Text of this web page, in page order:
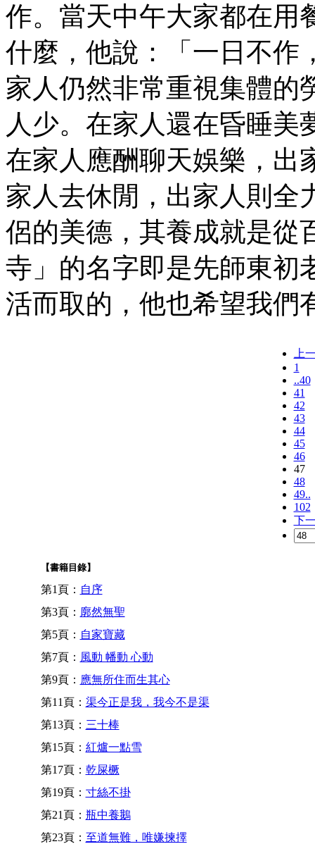
作。當天中午大家都在用
什麼，他說：「一日不作
家人仍然非常重視集體的
人少。在家人還在昏睡美
在家人應酬聊天娛樂，出
家人去休閒，出家人則全
侶的美德，其養成就是從
寺」的名字即是先師東初
活而取的，他也希望我們
上
1
..40
41
42
43
44
45
46
47
48
49..
102
下
【書籍目錄】
第1頁： 自序
第3頁： 廓然無聖
第5頁： 自家寶藏
第7頁： 風動 幡動 心動
第9頁： 應無所住而生其心
第11頁： 渠今正是我，我今不是渠
第13頁： 三十棒
第15頁： 紅爐一點雪
第17頁： 乾屎橛
第19頁： 寸絲不掛
第21頁： 瓶中養鵝
第23頁： 至道無難，唯嫌揀擇